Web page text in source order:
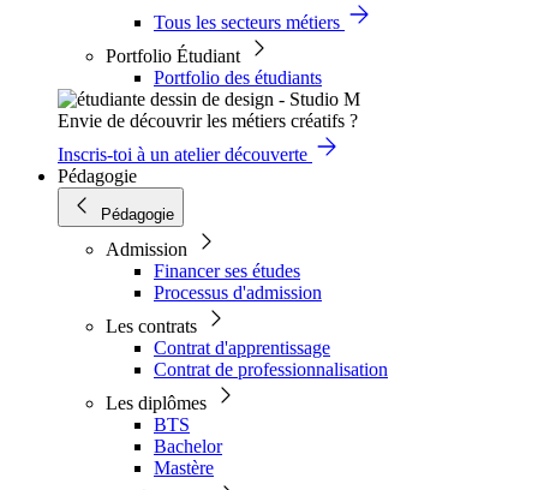
Tous les secteurs métiers
Portfolio Étudiant
Portfolio des étudiants
Envie de découvrir les métiers créatifs ?
Inscris-toi à un atelier découverte
Pédagogie
Pédagogie
Admission
Financer ses études
Processus d'admission
Les contrats
Contrat d'apprentissage
Contrat de professionnalisation
Les diplômes
BTS
Bachelor
Mastère